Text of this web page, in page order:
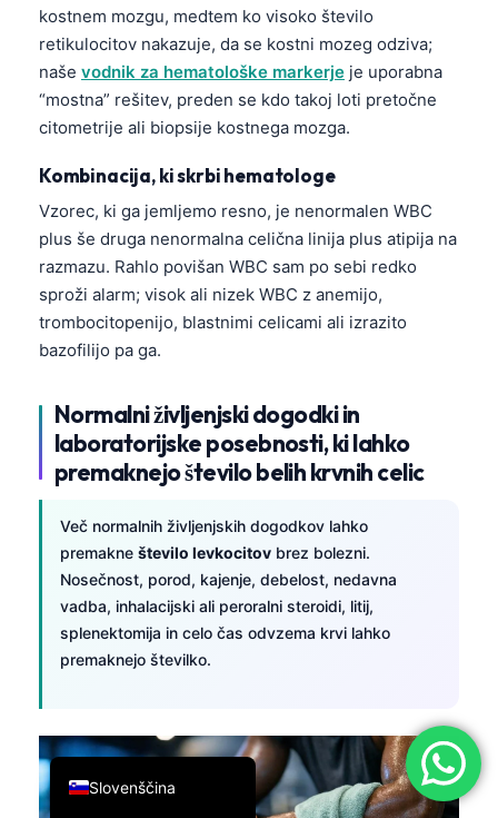
kostnem mozgu, medtem ko visoko število
retikulocitov nakazuje, da se kostni mozeg odziva;
naše vodnik za hematološke markerje je uporabna
“mostna” rešitev, preden se kdo takoj loti pretočne
citometrije ali biopsije kostnega mozga.
Kombinacija, ki skrbi hematologe
Vzorec, ki ga jemljemo resno, je nenormalen WBC
plus še druga nenormalna celična linija plus atipija na
razmazu. Rahlo povišan WBC sam po sebi redko
sproži alarm; visok ali nizek WBC z anemijo,
trombocitopenijo, blastnimi celicami ali izrazito
bazofilijo pa ga.
Normalni življenjski dogodki in
laboratorijske posebnosti, ki lahko
premaknejo število belih krvnih celic
Več normalnih življenjskih dogodkov lahko
premakne število levkocitov brez bolezni.
Nosečnost, porod, kajenje, debelost, nedavna
vadba, inhalacijski ali peroralni steroidi, litij,
splenektomija in celo čas odvzema krvi lahko
premaknejo številko.
Slovenščina
English
Français
עִבְרִית
Español
Ελληνικά
Türkçe
简体中文
Български
Dansk
Nederlands
Bahasa Indonesia
Հայերեն
Íslenska
Српски језик